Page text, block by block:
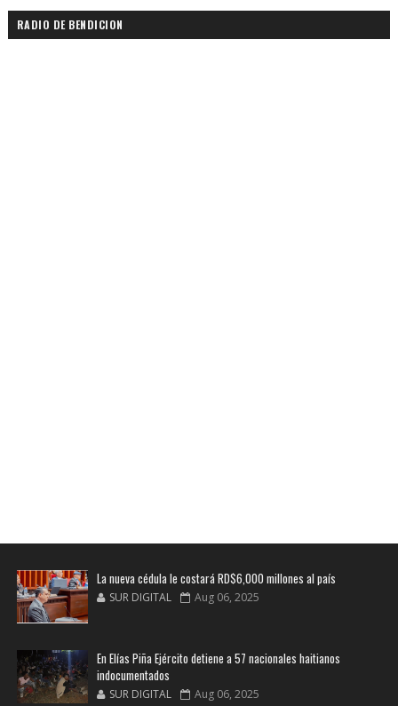
RADIO DE BENDICION
La nueva cédula le costará RD$6,000 millones al país
SUR DIGITAL Aug 06, 2025
En Elías Piña Ejército detiene a 57 nacionales haitianos
indocumentados
SUR DIGITAL Aug 06, 2025